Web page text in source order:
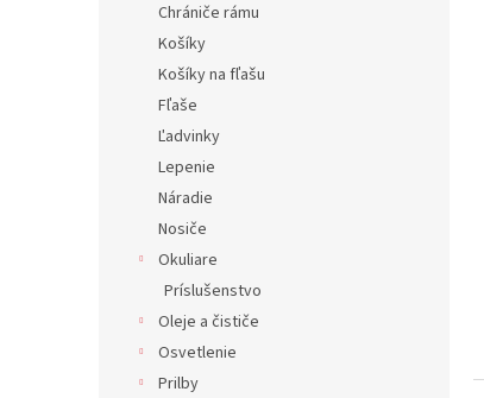
Chrániče rámu
Košíky
Košíky na fľašu
Fľaše
Ľadvinky
Lepenie
Náradie
Nosiče
Okuliare
Príslušenstvo
Oleje a čističe
Osvetlenie
Prilby